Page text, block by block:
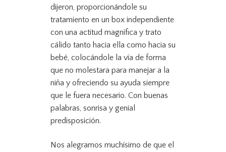
dijeron, proporcionándole su
tratamiento en un box independiente
con una actitud magnífica y trato
cálido tanto hacia ella como hacia su
bebé, colocándole la vía de forma
que no molestara para manejar a la
niña y ofreciendo su ayuda siempre
que le fuera necesario. Con buenas
palabras, sonrisa y genial
predisposición.
Nos alegramos muchísimo de que el